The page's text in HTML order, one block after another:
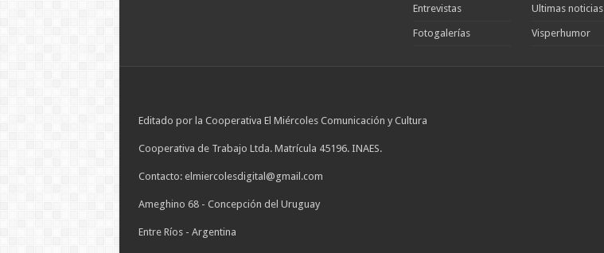
Entrevistas
Fotogalerías
Ultimas noticias
Visperhumor
Editado por la Cooperativa El Miércoles Comunicación y Cultura
Cooperativa de Trabajo Ltda. Matrícula 45196. INAES.
Contacto: elmiercolesdigital@gmail.com
Ameghino 68 - Concepción del Uruguay
Entre Ríos - Argentina